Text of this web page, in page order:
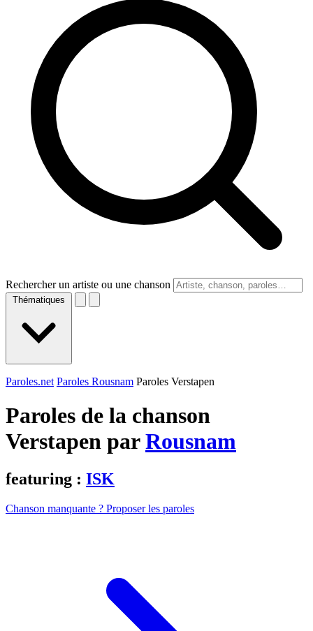
Rechercher un artiste ou une chanson
Thématiques
Paroles.net Paroles Rousnam Paroles Verstapen
Paroles de la chanson
Verstapen parRousnam
featuring : ISK
Chanson manquante ? Proposer les paroles